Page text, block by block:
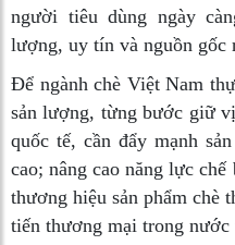
người tiêu dùng ngày
lượng, uy tín và nguồn gốc
Để ngành chè Việt Nam
sản lượng, từng bước giữ
quốc tế, cần đẩy mạnh
cao; nâng cao năng lực
thương hiệu sản phẩm chè
tiến thương mại trong